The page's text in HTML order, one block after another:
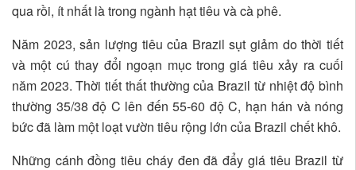
qua rồi, ít nhất là trong ngành hạt tiêu và cà phê.
Năm 2023, sản lượng tiêu của Brazil sụt giảm do thời tiết
và một cú thay đổi ngoạn mục trong giá tiêu xảy ra cuối
năm 2023. Thời tiết thất thường của Brazil từ nhiệt độ bình
thường 35/38 độ C lên đến 55-60 độ C, hạn hán và nóng
bức đã làm một loạt vườn tiêu rộng lớn của Brazil chết khô.
Những cánh đồng tiêu cháy đen đã đẩy giá tiêu Brazil từ